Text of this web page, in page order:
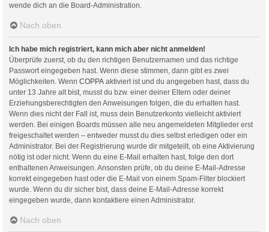
wende dich an die Board-Administration.
Nach oben
Ich habe mich registriert, kann mich aber nicht anmelden!
Überprüfe zuerst, ob du den richtigen Benutzernamen und das richtige
Passwort eingegeben hast. Wenn diese stimmen, dann gibt es zwei
Möglichkeiten. Wenn COPPA aktiviert ist und du angegeben hast, dass du
unter 13 Jahre alt bist, musst du bzw. einer deiner Eltern oder deiner
Erziehungsberechtigten den Anweisungen folgen, die du erhalten hast.
Wenn dies nicht der Fall ist, muss dein Benutzerkonto vielleicht aktiviert
werden. Bei einigen Boards müssen alle neu angemeldeten Mitglieder erst
freigeschaltet werden – entweder musst du dies selbst erledigen oder ein
Administrator. Bei der Registrierung wurde dir mitgeteilt, ob eine Aktivierung
nötig ist oder nicht. Wenn du eine E-Mail erhalten hast, folge den dort
enthaltenen Anweisungen. Ansonsten prüfe, ob du deine E-Mail-Adresse
korrekt eingegeben hast oder die E-Mail von einem Spam-Filter blockiert
wurde. Wenn du dir sicher bist, dass deine E-Mail-Adresse korrekt
eingegeben wurde, dann kontaktiere einen Administrator.
Nach oben